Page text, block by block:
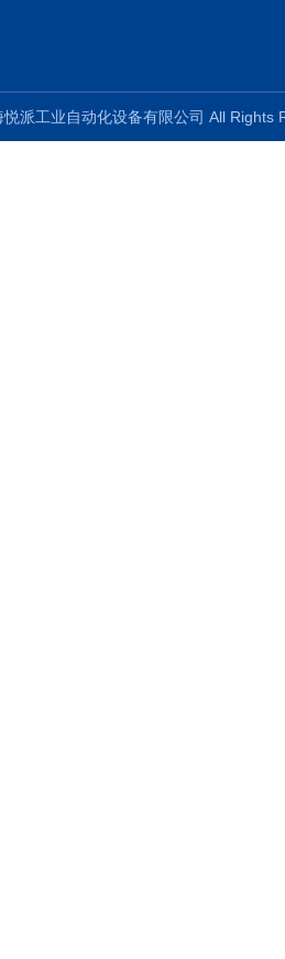
悦派工业自动化设备有限公司 All